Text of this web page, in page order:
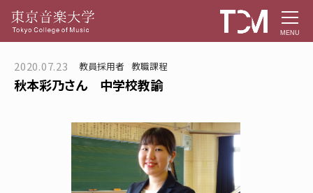
MENU
2020.07.23 教員採用者 教職課程
秋本彩乃さん 中学校教諭